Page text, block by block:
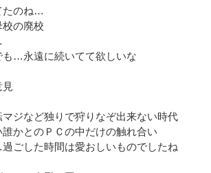
たのね…
の廃校
も…永遠に続いてて欲しいな
見
ジなど独りで狩りなぞ出来ない時代
かとのＰＣの中だけの触れ合い
ごした時間は愛おしいものでしたね